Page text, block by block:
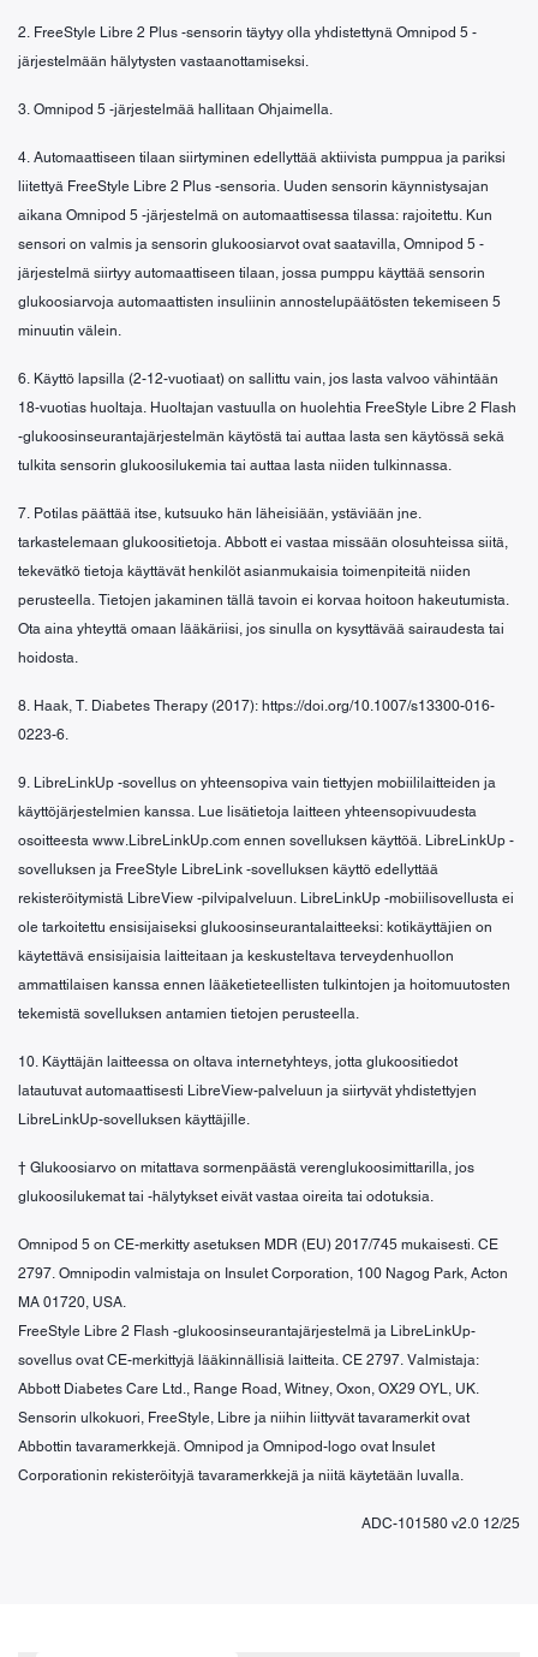
2. FreeStyle Libre 2 Plus -sensorin täytyy olla yhdistettynä Omnipod 5 -
järjestelmään hälytysten vastaanottamiseksi.
3. Omnipod 5 -järjestelmää hallitaan Ohjaimella.
4. Automaattiseen tilaan siirtyminen edellyttää aktiivista pumppua ja pariksi
liitettyä FreeStyle Libre 2 Plus -sensoria. Uuden sensorin käynnistysajan
aikana Omnipod 5 -järjestelmä on automaattisessa tilassa: rajoitettu. Kun
sensori on valmis ja sensorin glukoosiarvot ovat saatavilla, Omnipod 5 -
järjestelmä siirtyy automaattiseen tilaan, jossa pumppu käyttää sensorin
glukoosiarvoja automaattisten insuliinin annostelupäätösten tekemiseen 5
minuutin välein.
6. Käyttö lapsilla (2-12-vuotiaat) on sallittu vain, jos lasta valvoo vähintään
18-vuotias huoltaja. Huoltajan vastuulla on huolehtia FreeStyle Libre 2 Flash
-glukoosinseurantajärjestelmän käytöstä tai auttaa lasta sen käytössä sekä
tulkita sensorin glukoosilukemia tai auttaa lasta niiden tulkinnassa.
7. Potilas päättää itse, kutsuuko hän läheisiään, ystäviään jne.
tarkastelemaan glukoositietoja. Abbott ei vastaa missään olosuhteissa siitä,
tekevätkö tietoja käyttävät henkilöt asianmukaisia toimenpiteitä niiden
perusteella. Tietojen jakaminen tällä tavoin ei korvaa hoitoon hakeutumista.
Ota aina yhteyttä omaan lääkäriisi, jos sinulla on kysyttävää sairaudesta tai
hoidosta.
8. Haak, T. Diabetes Therapy (2017): https://doi.org/10.1007/s13300-016-
0223-6.
9. LibreLinkUp -sovellus on yhteensopiva vain tiettyjen mobiililaitteiden ja
käyttöjärjestelmien kanssa. Lue lisätietoja laitteen yhteensopivuudesta
osoitteesta www.LibreLinkUp.com ennen sovelluksen käyttöä. LibreLinkUp -
sovelluksen ja FreeStyle LibreLink -sovelluksen käyttö edellyttää
rekisteröitymistä LibreView -pilvipalveluun. LibreLinkUp -mobiilisovellusta ei
ole tarkoitettu ensisijaiseksi glukoosinseurantalaitteeksi: kotikäyttäjien on
käytettävä ensisijaisia laitteitaan ja keskusteltava terveydenhuollon
ammattilaisen kanssa ennen lääketieteellisten tulkintojen ja hoitomuutosten
tekemistä sovelluksen antamien tietojen perusteella.
10. Käyttäjän laitteessa on oltava internetyhteys, jotta glukoositiedot
latautuvat automaattisesti LibreView-palveluun ja siirtyvät yhdistettyjen
LibreLinkUp-sovelluksen käyttäjille.
† Glukoosiarvo on mitattava sormenpäästä verenglukoosimittarilla, jos
glukoosilukemat tai -hälytykset eivät vastaa oireita tai odotuksia.
Omnipod 5 on CE-merkitty asetuksen MDR (EU) 2017/745 mukaisesti. CE
2797. Omnipodin valmistaja on Insulet Corporation, 100 Nagog Park, Acton
MA 01720, USA.
FreeStyle Libre 2 Flash -glukoosinseurantajärjestelmä ja LibreLinkUp-
sovellus ovat CE-merkittyjä lääkinnällisiä laitteita. CE 2797. Valmistaja:
Abbott Diabetes Care Ltd., Range Road, Witney, Oxon, OX29 OYL, UK.
Sensorin ulkokuori, FreeStyle, Libre ja niihin liittyvät tavaramerkit ovat
Abbottin tavaramerkkejä. Omnipod ja Omnipod-logo ovat Insulet
Corporationin rekisteröityjä tavaramerkkejä ja niitä käytetään luvalla.
ADC-101580 v2.0 12/25